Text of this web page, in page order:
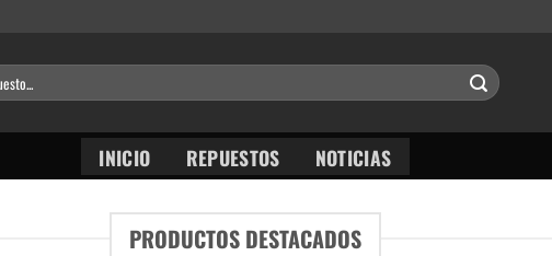
INICIO REPUESTOS NOTICIAS
PRODUCTOS DESTACADOS